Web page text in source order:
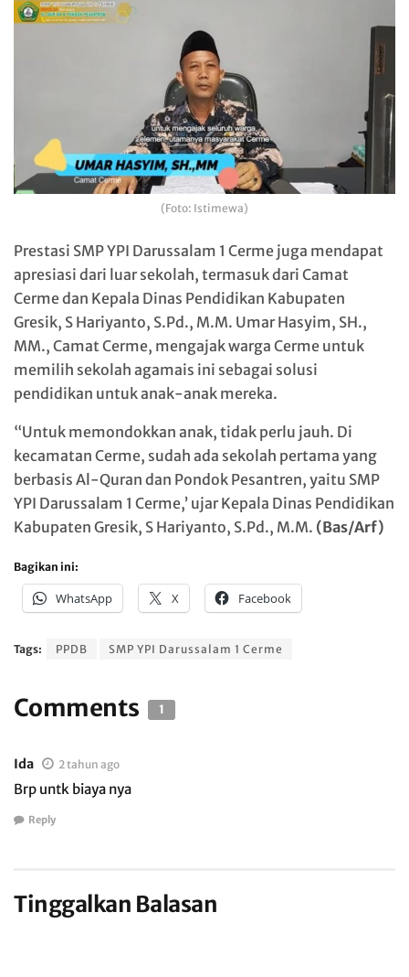
(Foto: Istimewa)
Prestasi SMP YPI Darussalam 1 Cerme juga mendapat
apresiasi dari luar sekolah, termasuk dari Camat
Cerme dan Kepala Dinas Pendidikan Kabupaten
Gresik, S Hariyanto, S.Pd., M.M. Umar Hasyim, SH.,
MM., Camat Cerme, mengajak warga Cerme untuk
memilih sekolah agamais ini sebagai solusi
pendidikan untuk anak-anak mereka.
“Untuk memondokkan anak, tidak perlu jauh. Di
kecamatan Cerme, sudah ada sekolah pertama yang
berbasis Al-Quran dan Pondok Pesantren, yaitu SMP
YPI Darussalam 1 Cerme,’ ujar Kepala Dinas Pendidikan
Kabupaten Gresik, S Hariyanto, S.Pd., M.M. (Bas/Arf)
Bagikan ini:
WhatsApp X Facebook
Tags: PPDB SMP YPI Darussalam 1 Cerme
Comments 1
Ida 2 tahun ago
Brp untk biaya nya
Reply
Tinggalkan Balasan